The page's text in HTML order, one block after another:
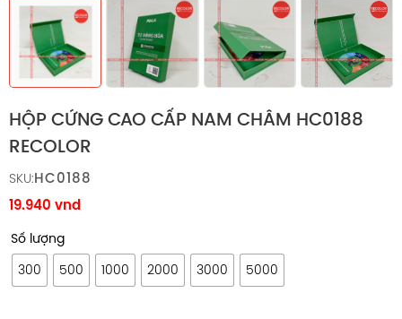
HỘP CỨNG CAO CẤP NAM CHÂM HC0188
RECOLOR
SKU:HC0188
19.940 vnd
Số lượng
300
500 1000 2000 3000 5000